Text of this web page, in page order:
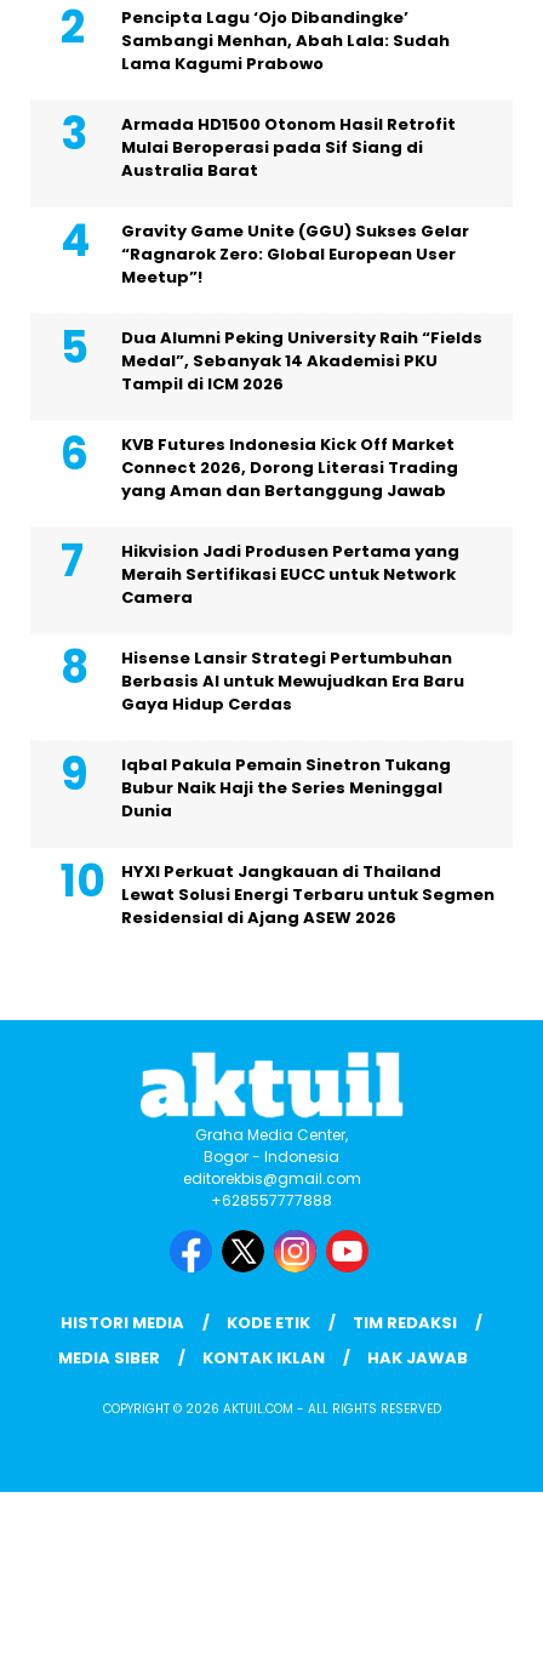
Pencipta Lagu ‘Ojo Dibandingke’
Sambangi Menhan, Abah Lala: Sudah
Lama Kagumi Prabowo
Armada HD1500 Otonom Hasil Retrofit
Mulai Beroperasi pada Sif Siang di
Australia Barat
Gravity Game Unite (GGU) Sukses Gelar
“Ragnarok Zero: Global European User
Meetup”!
Dua Alumni Peking University Raih “Fields
Medal”, Sebanyak 14 Akademisi PKU
Tampil di ICM 2026
KVB Futures Indonesia Kick Off Market
Connect 2026, Dorong Literasi Trading
yang Aman dan Bertanggung Jawab
Hikvision Jadi Produsen Pertama yang
Meraih Sertifikasi EUCC untuk Network
Camera
Hisense Lansir Strategi Pertumbuhan
Berbasis AI untuk Mewujudkan Era Baru
Gaya Hidup Cerdas
Iqbal Pakula Pemain Sinetron Tukang
Bubur Naik Haji the Series Meninggal
Dunia
HYXI Perkuat Jangkauan di Thailand
Lewat Solusi Energi Terbaru untuk Segmen
Residensial di Ajang ASEW 2026
Graha Media Center,
Bogor - Indonesia
editorekbis@gmail.com
+628557777888
HISTORI MEDIA KODE ETIK
TIM REDAKSI
MEDIA SIBER
KONTAK IKLAN HAK JAWAB
COPYRIGHT © 2026 AKTUIL.COM - ALL RIGHTS RESERVED